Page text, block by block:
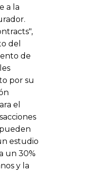
a la
del
de
por su
el
estudio
un 30%
y la